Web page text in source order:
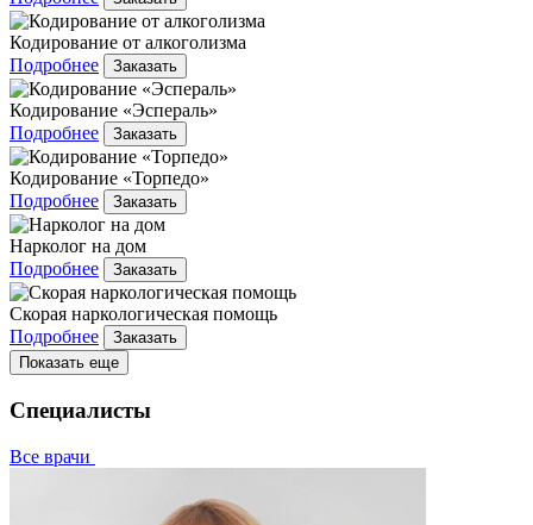
Кодирование от алкоголизма
Подробнее
Заказать
Кодирование «Эспераль»
Подробнее
Заказать
Кодирование «Торпедо»
Подробнее
Заказать
Нарколог на дом
Подробнее
Заказать
Скорая наркологическая помощь
Подробнее
Заказать
Показать еще
Специалисты
Все врачи